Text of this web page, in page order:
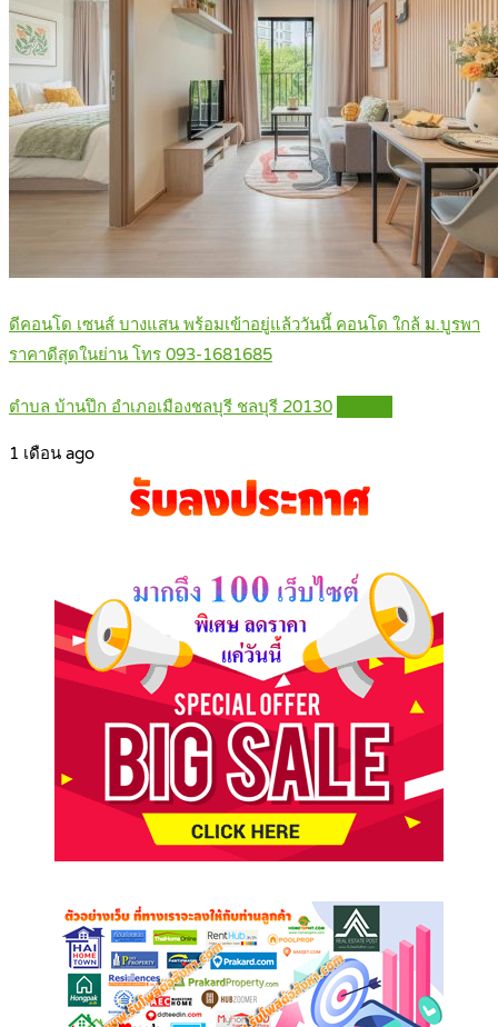
ดีคอนโด เซนส์ บางแสน พร้อมเข้าอยู่แล้ววันนี้ คอนโด ใกล้ ม.บูรพา
ราคาดีสุดในย่าน โทร 093-1681685
ตำบล บ้านปึก อำเภอเมืองชลบุรี ชลบุรี 20130
1 เดือน ago